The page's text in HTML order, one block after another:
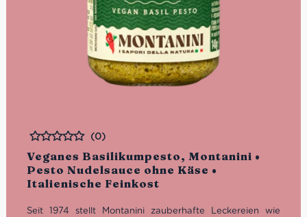
Veganes Basilikumpesto, Montanini •
Pesto Nudelsauce ohne Käse •
Italienische Feinkost
Bewertet
(0)
Seit 1974 stellt Montanini zauberhafte Leckereien wie